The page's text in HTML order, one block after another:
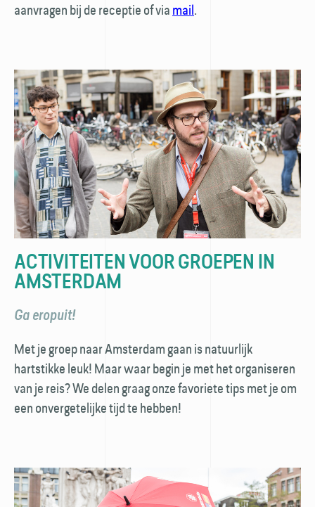
aanvragen bij de receptie of viamail.
ACTIVITEITEN VOOR GROEPEN IN
AMSTERDAM
Ga eropuit!
Met je groep naar Amsterdam gaan is natuurlijk
hartstikke leuk! Maar waar begin je met het organiseren
van je reis? We delen graag onze favoriete tips met je om
een onvergetelijke tijd te hebben!